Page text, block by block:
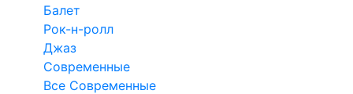
Балет
Рок-н-ролл
Джаз
Современные
Все Современные